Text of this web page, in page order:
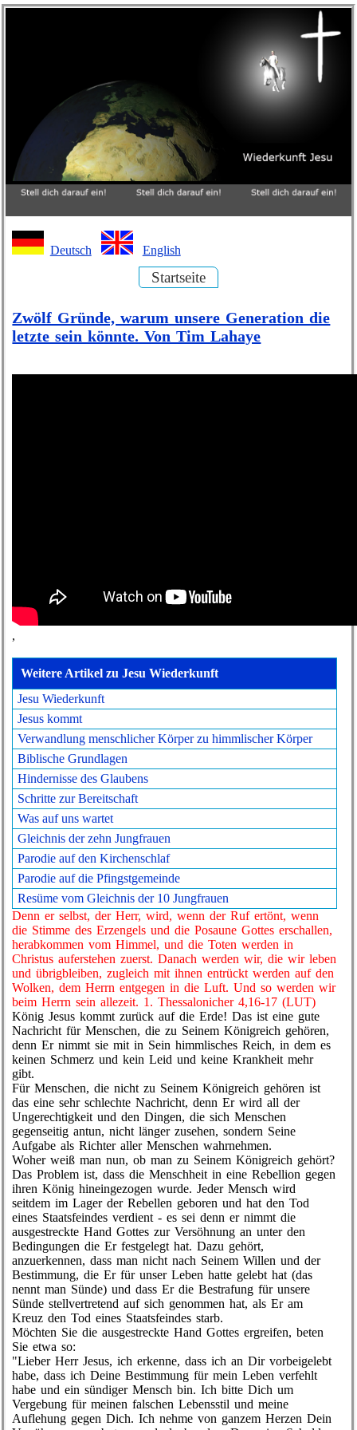
Deutsch English
Startseite
Zwölf Gründe, warum unsere Generation die
letzte sein könnte. Von Tim Lahaye
,
Weitere Artikel zu Jesu Wiederkunft
Jesu Wiederkunft
Jesus kommt
Verwandlung menschlicher Körper zu himmlischer Körper
Biblische Grundlagen
Hindernisse des Glaubens
Schritte zur Bereitschaft
Was auf uns wartet
Gleichnis der zehn Jungfrauen
Parodie auf den Kirchenschlaf
Parodie auf die Pfingstgemeinde
Resüme vom Gleichnis der 10 Jungfrauen
Denn er selbst, der Herr, wird, wenn der Ruf ertönt, wenn
die Stimme des Erzengels und die Posaune Gottes erschallen,
herabkommen vom Himmel, und die Toten werden in
Christus auferstehen zuerst. Danach werden wir, die wir leben
und übrigbleiben, zugleich mit ihnen entrückt werden auf den
Wolken, dem Herrn entgegen in die Luft. Und so werden wir
beim Herrn sein allezeit. 1. Thessalonicher 4,16-17 (LUT)
König Jesus kommt zurück auf die Erde! Das ist eine gute
Nachricht für Menschen, die zu Seinem Königreich gehören,
denn Er nimmt sie mit in Sein himmlisches Reich, in dem es
keinen Schmerz und kein Leid und keine Krankheit mehr
gibt.
Für Menschen, die nicht zu Seinem Königreich gehören ist
das eine sehr schlechte Nachricht, denn Er wird all der
Ungerechtigkeit und den Dingen, die sich Menschen
gegenseitig antun, nicht länger zusehen, sondern Seine
Aufgabe als Richter aller Menschen wahrnehmen.
Woher weiß man nun, ob man zu Seinem Königreich gehört?
Das Problem ist, dass die Menschheit in eine Rebellion gegen
ihren König hineingezogen wurde. Jeder Mensch wird
seitdem im Lager der Rebellen geboren und hat den Tod
eines Staatsfeindes verdient - es sei denn er nimmt die
ausgestreckte Hand Gottes zur Versöhnung an unter den
Bedingungen die Er festgelegt hat. Dazu gehört,
anzuerkennen, dass man nicht nach Seinem Willen und der
Bestimmung, die Er für unser Leben hatte gelebt hat (das
nennt man Sünde) und dass Er die Bestrafung für unsere
Sünde stellvertretend auf sich genommen hat, als Er am
Kreuz den Tod eines Staatsfeindes starb.
Möchten Sie die ausgestreckte Hand Gottes ergreifen, beten
Sie etwa so:
"Lieber Herr Jesus, ich erkenne, dass ich an Dir vorbeigelebt
habe, dass ich Deine Bestimmung für mein Leben verfehlt
habe und ein sündiger Mensch bin. Ich bitte Dich um
Vergebung für meinen falschen Lebensstil und meine
Auflehung gegen Dich. Ich nehme von ganzem Herzen Dein